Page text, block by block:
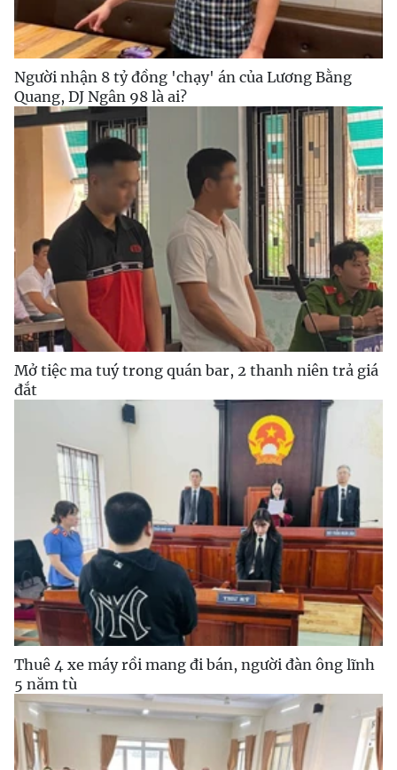
Người nhận 8 tỷ đồng 'chạy' án của Lương Bằng
Quang, DJ Ngân 98 là ai?
Mở tiệc ma tuý trong quán bar, 2 thanh niên trả giá
đắt
Thuê 4 xe máy rồi mang đi bán, người đàn ông lĩnh
5 năm tù